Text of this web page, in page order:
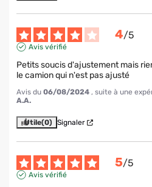
4/5
Avis vérifié
Petits soucis d'ajustement mais
le camion qui n'est pas ajusté
Avis du 06/08/2024 , suite à une
A.A.
Utile(0) Signaler
5/5
Avis vérifié